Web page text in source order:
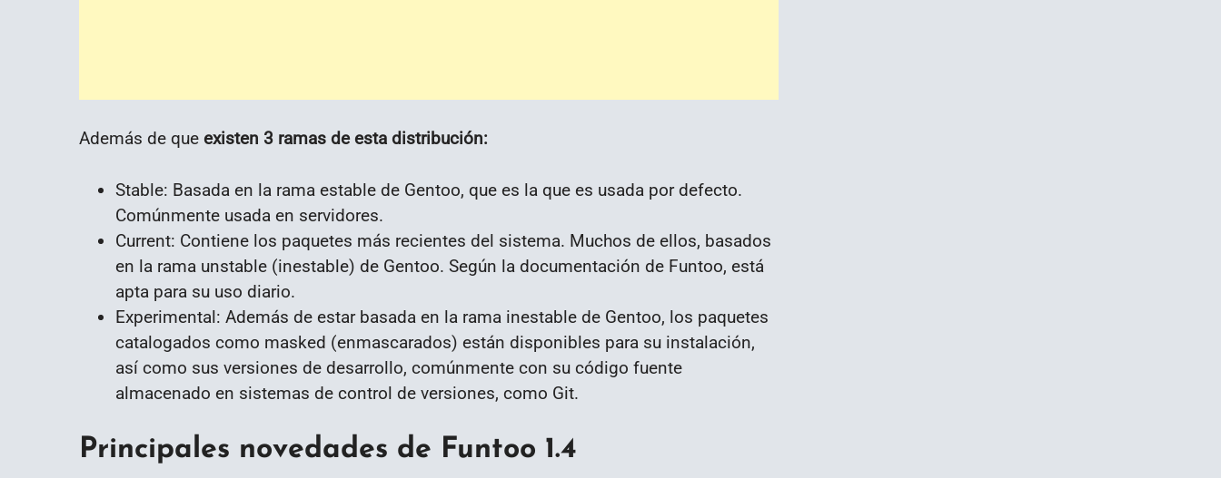
Además de que existen 3 ramas de esta distribución:
Stable: Basada en la rama estable de Gentoo, que es la que es usada por defecto.
Comúnmente usada en servidores.
Current: Contiene los paquetes más recientes del sistema. Muchos de ellos, basados
en la rama unstable (inestable) de Gentoo. Según la documentación de Funtoo, está
apta para su uso diario.
Experimental: Además de estar basada en la rama inestable de Gentoo, los paquetes
catalogados como masked (enmascarados) están disponibles para su instalación,
así como sus versiones de desarrollo, comúnmente con su código fuente
almacenado en sistemas de control de versiones, como Git.
Principales novedades de Funtoo 1.4